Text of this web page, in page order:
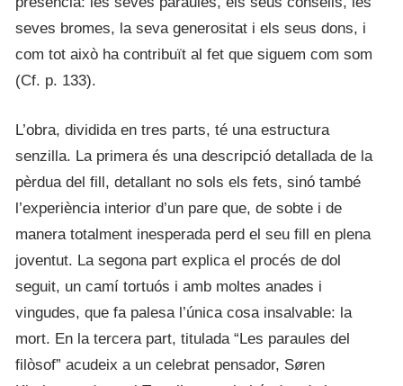
seves bromes, la seva generositat i els seus dons, i
com tot això ha contribuït al fet que siguem com som
(Cf. p. 133).
L’obra, dividida en tres parts, té una estructura
senzilla. La primera és una descripció detallada de la
pèrdua del fill, detallant no sols els fets, sinó també
l’experiència interior d’un pare que, de sobte i de
manera totalment inesperada perd el seu fill en plena
joventut. La segona part explica el procés de dol
seguit, un camí tortuós i amb moltes anades i
vingudes, que fa palesa l’única cosa insalvable: la
mort. En la tercera part, titulada “Les paraules del
filòsof” acudeix a un celebrat pensador, Søren